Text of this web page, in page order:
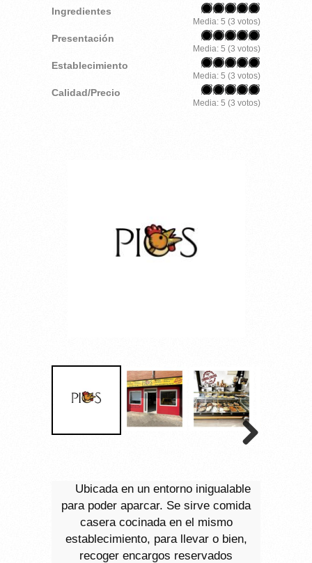
Ingredientes
Media: 5 (3 votos)
Presentación
Media: 5 (3 votos)
Establecimiento
Media: 5 (3 votos)
Calidad/Precio
Media: 5 (3 votos)
Ubicada en un entorno inigualable
para poder aparcar. Se sirve comida
casera cocinada en el mismo
establecimiento, para llevar o bien,
recoger encargos reservados